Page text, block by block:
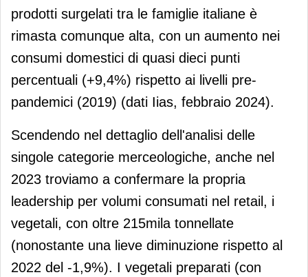
prodotti surgelati tra le famiglie italiane è
rimasta comunque alta, con un aumento nei
consumi domestici di quasi dieci punti
percentuali (+9,4%) rispetto ai livelli pre-
pandemici (2019) (dati Iias, febbraio 2024).
Scendendo nel dettaglio dell'analisi delle
singole categorie merceologiche, anche nel
2023 troviamo a confermare la propria
leadership per volumi consumati nel retail, i
vegetali, con oltre 215mila tonnellate
(nonostante una lieve diminuzione rispetto al
2022 del -1,9%). I vegetali preparati (con